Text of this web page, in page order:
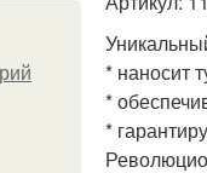
* наносит
*
*